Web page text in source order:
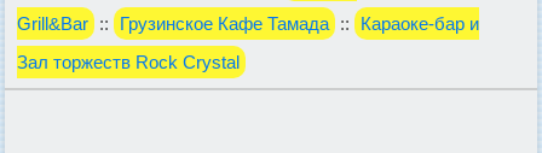
Grill&Bar :: Грузинское Кафе Тамада ::
Караоке-бар и
Зал торжеств Rock Crystal